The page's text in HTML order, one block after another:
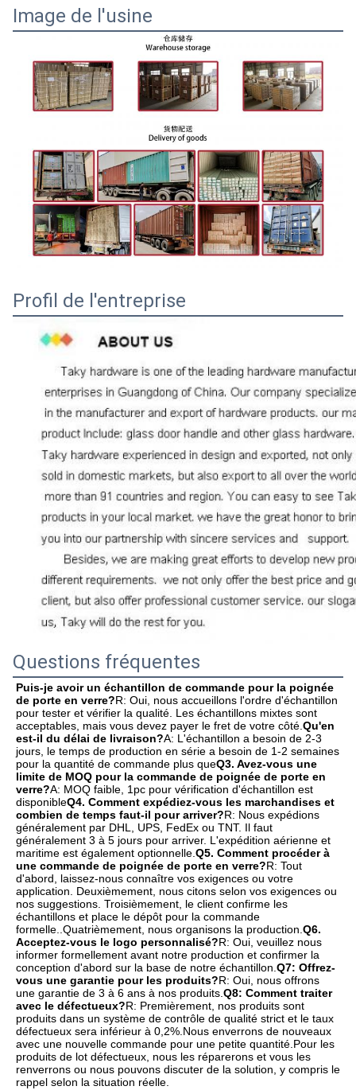
Image de l'usine
Profil de l'entreprise
Questions fréquentes
Puis-je avoir un échantillon de commande pour la poignée
de porte en verre?R: Oui, nous accueillons l'ordre d'échantillon
pour tester et vérifier la qualité. Les échantillons mixtes sont
acceptables, mais vous devez payer le fret de votre côté. Qu'en
est-il du délai de livraison?A: L'échantillon a besoin de 2-3
jours, le temps de production en série a besoin de 1-2 semaines
pour la quantité de commande plus queQ3. Avez-vous une
limite de MOQ pour la commande de poignée de porte en
verre?A: MOQ faible, 1pc pour vérification d'échantillon est
disponibleQ4. Comment expédiez-vous les marchandises et
combien de temps faut-il pour arriver?R: Nous expédions
généralement par DHL, UPS, FedEx ou TNT. Il faut
généralement 3 à 5 jours pour arriver. L'expédition aérienne et
maritime est également optionnelle. Q5. Comment procéder à
une commande de poignée de porte en verre?R: Tout
d'abord, laissez-nous connaître vos exigences ou votre
application. Deuxièmement, nous citons selon vos exigences ou
nos suggestions. Troisièmement, le client confirme les
échantillons et place le dépôt pour la commande
formelle..Quatrièmement, nous organisons la production. Q6.
Acceptez-vous le logo personnalisé?R: Oui, veuillez nous
informer formellement avant notre production et confirmer la
conception d'abord sur la base de notre échantillon. Q7: Offrez-
vous une garantie pour les produits?R: Oui, nous offrons
une garantie de 3 à 6 ans à nos produits. Q8: Comment traiter
avec le défectueux?R: Premièrement, nos produits sont
produits dans un système de contrôle de qualité strict et le taux
défectueux sera inférieur à 0,2%.Nous enverrons de nouveaux
avec une nouvelle commande pour une petite quantité.Pour les
produits de lot défectueux, nous les réparerons et vous les
renverrons ou nous pouvons discuter de la solution, y compris le
rappel selon la situation réelle.